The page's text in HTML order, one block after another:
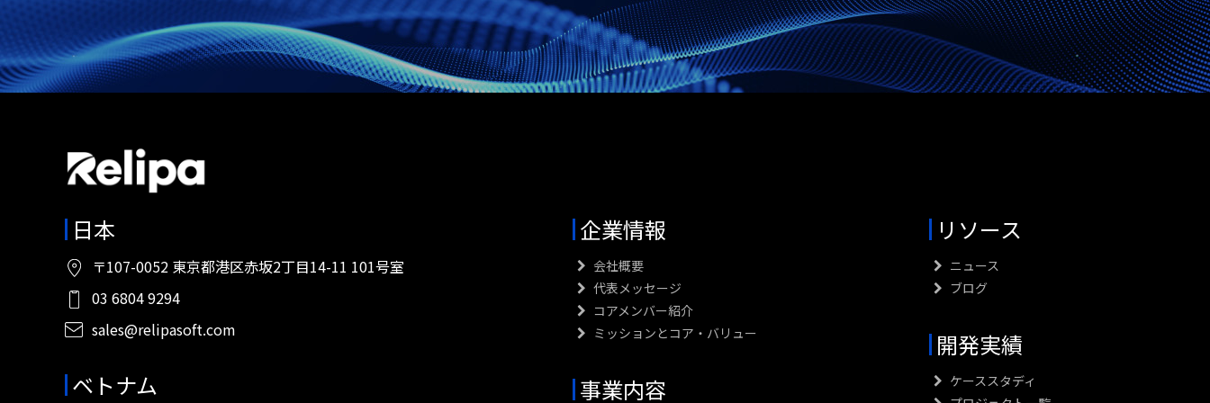
日本
〒107-0052 東京都港区赤坂2丁目14-11 101号室
03 6804 9294
sales@relipasoft.com
ベトナム
企業情報
会社概要
代表メッセージ
コアメンバー紹介
ミッションとコア・バリュー
事業内容
リソース
ニュース
ブログ
開発実績
ケーススタディ